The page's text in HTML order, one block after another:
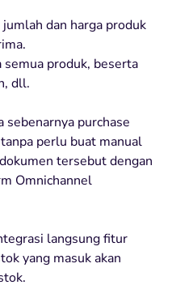
dan harga produk
produk, beserta
dll.
sebenarnya purchase
perlu buat manual
tersebut dengan
Omnichannel
langsung fitur
yang masuk akan